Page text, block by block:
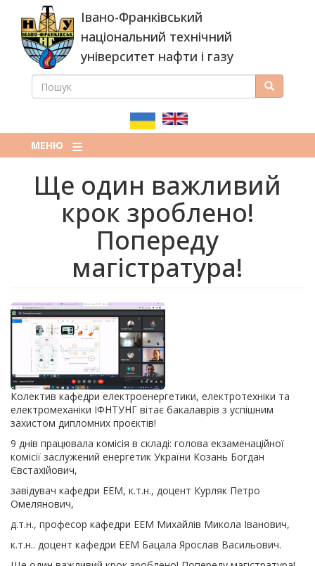
основного
вмісту
Івано-Франківський
національний технічний
університет нафти і газу
ПОШУКОВА
ПОШУК Пошук
МЕНЮ
Ще один важливий
крок зроблено!
Попереду
магістратура!
Колектив кафедри електроенергетики, електротехніки та
електромеханіки ІФНТУНГ вітає бакалаврів з успішним
захистом дипломних проєктів!
9 днів працювала комісія в складі: голова екзаменаційної
комісії заслужений енергетик України Козань Богдан
Євстахійович,
завідувач кафедри ЕЕМ, к.т.н., доцент Курляк Петро
Омелянович,
д.т.н., професор кафедри ЕЕМ Михайлів Микола Іванович,
к.т.н.. доцент кафедри ЕЕМ Бацала Ярослав Васильович.